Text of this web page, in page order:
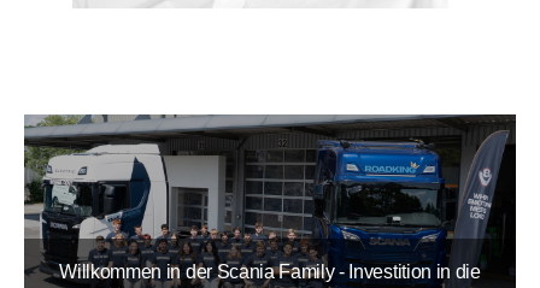
Willkommen in der Scania Family - Investition in die